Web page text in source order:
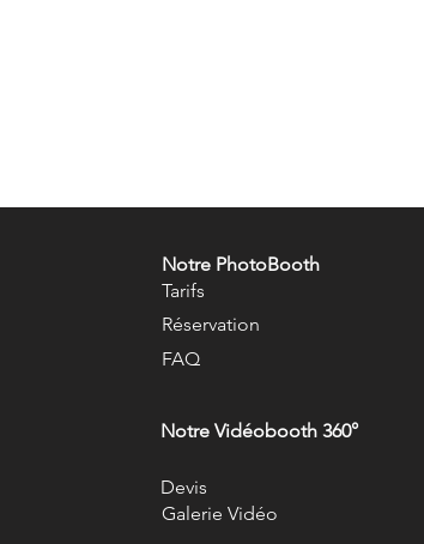
Notre PhotoBooth
Tarifs
Réservation
FAQ
Devis
Galerie Vidéo
Notre Vidéobooth 360°